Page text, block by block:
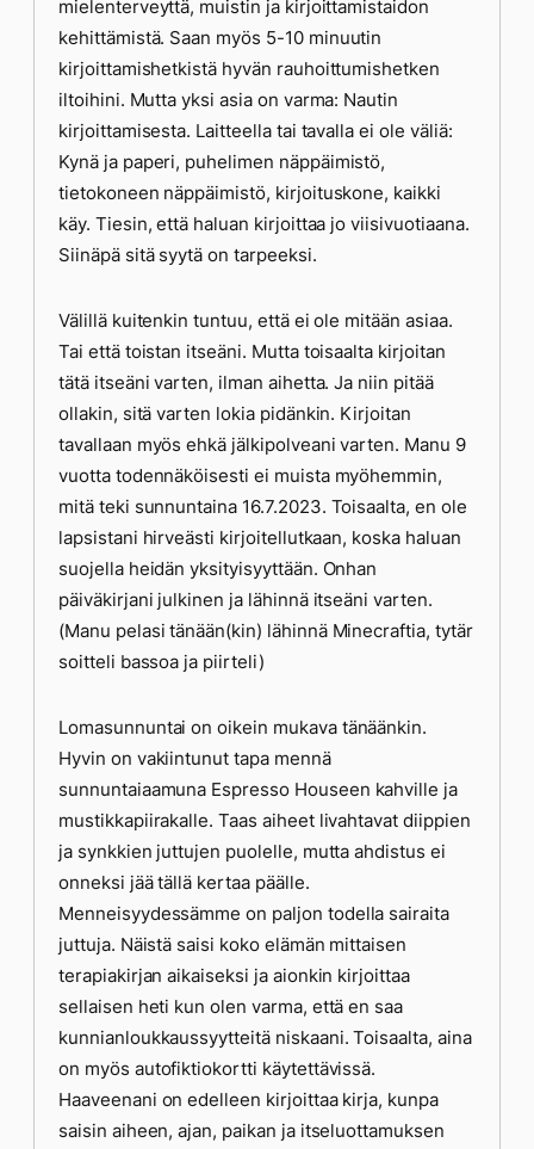
mielenterveyttä, muistin ja kirjoittamistaidon
kehittämistä. Saan myös 5-10 minuutin
kirjoittamishetkistä hyvän rauhoittumishetken
iltoihini. Mutta yksi asia on varma: Nautin
kirjoittamisesta. Laitteella tai tavalla ei ole väliä:
Kynä ja paperi, puhelimen näppäimistö,
tietokoneen näppäimistö, kirjoituskone, kaikki
käy. Tiesin, että haluan kirjoittaa jo viisivuotiaana.
Siinäpä sitä syytä on tarpeeksi.
Välillä kuitenkin tuntuu, että ei ole mitään asiaa.
Tai että toistan itseäni. Mutta toisaalta kirjoitan
tätä itseäni varten, ilman aihetta. Ja niin pitää
ollakin, sitä varten lokia pidänkin. Kirjoitan
tavallaan myös ehkä jälkipolveani varten. Manu 9
vuotta todennäköisesti ei muista myöhemmin,
mitä teki sunnuntaina 16.7.2023. Toisaalta, en ole
lapsistani hirveästi kirjoitellutkaan, koska haluan
suojella heidän yksityisyyttään. Onhan
päiväkirjani julkinen ja lähinnä itseäni varten.
(Manu pelasi tänään(kin) lähinnä Minecraftia, tytär
soitteli bassoa ja piirteli)
Lomasunnuntai on oikein mukava tänäänkin.
Hyvin on vakiintunut tapa mennä
sunnuntaiaamuna Espresso Houseen kahville ja
mustikkapiirakalle. Taas aiheet livahtavat diippien
ja synkkien juttujen puolelle, mutta ahdistus ei
onneksi jää tällä kertaa päälle.
Menneisyydessämme on paljon todella sairaita
juttuja. Näistä saisi koko elämän mittaisen
terapiakirjan aikaiseksi ja aionkin kirjoittaa
sellaisen heti kun olen varma, että en saa
kunnianloukkaussyytteitä niskaani. Toisaalta, aina
on myös autofiktiokortti käytettävissä.
Haaveenani on edelleen kirjoittaa kirja, kunpa
saisin aiheen, ajan, paikan ja itseluottamuksen